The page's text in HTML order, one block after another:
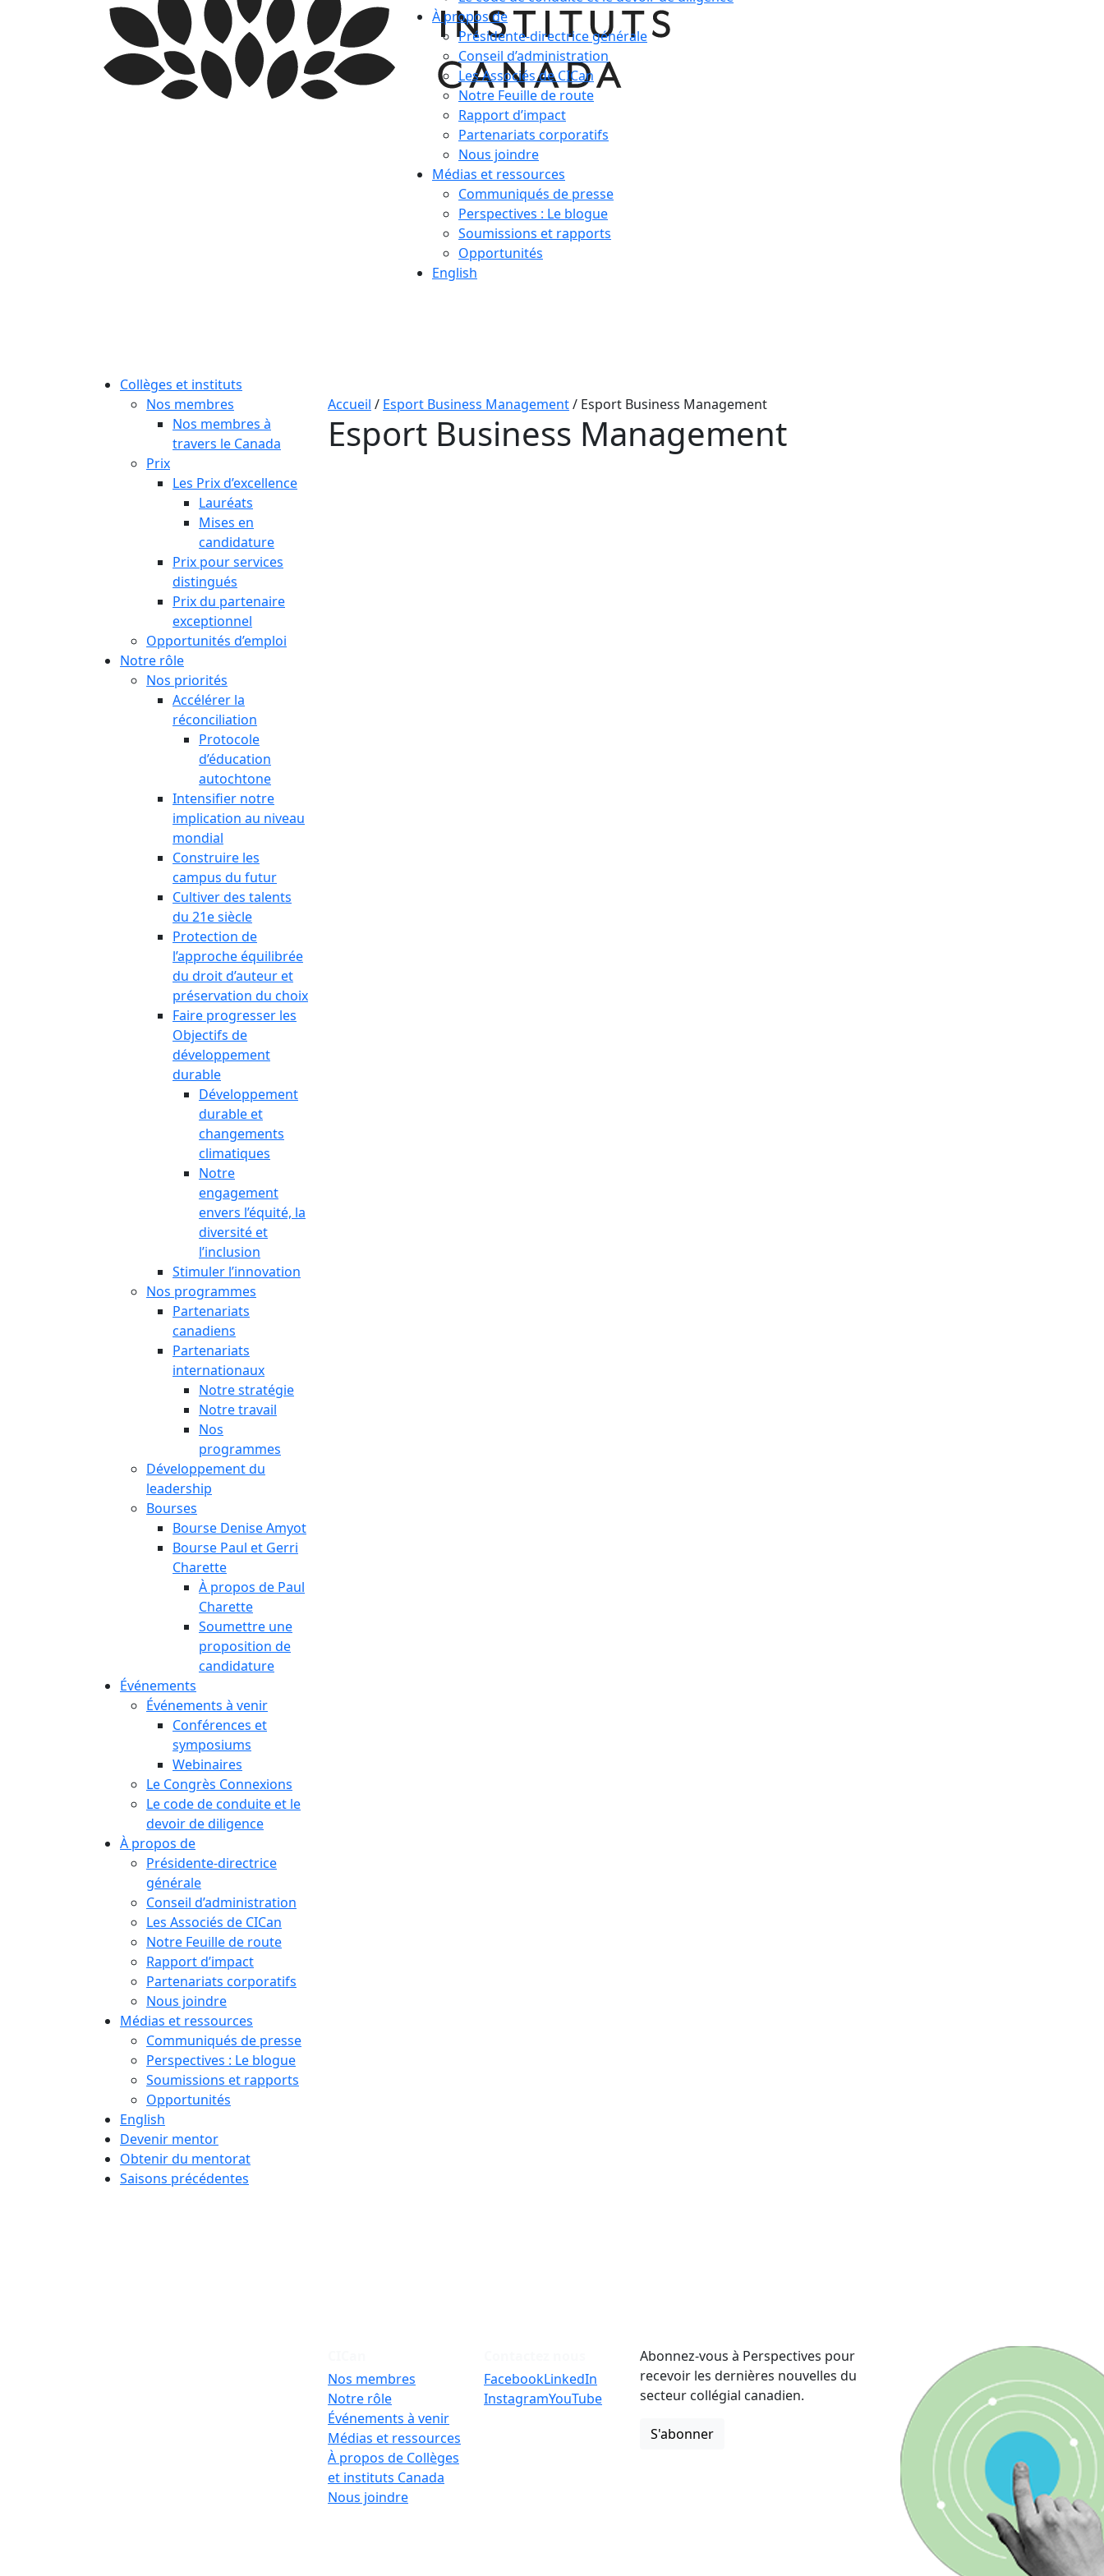
À propos de
Présidente-directrice générale
Conseil d’administration
Les Associés de CICan
Notre Feuille de route
Rapport d’impact
Partenariats corporatifs
Nous joindre
Médias et ressources
Communiqués de presse
Perspectives : Le blogue
Soumissions et rapports
Opportunités
English
Collèges et instituts
Nos membres
Nos membres à
travers le Canada
Prix
Les Prix d’excellence
Lauréats
Mises en
candidature
Prix pour services
distingués
Prix du partenaire
exceptionnel
Opportunités d’emploi
Notre rôle
Nos priorités
Accélérer la
réconciliation
Protocole
d’éducation
autochtone
Intensifier notre
implication au niveau
mondial
Construire les
campus du futur
Cultiver des talents
du 21e siècle
Protection de
l’approche équilibrée
du droit d’auteur et
préservation du choix
Faire progresser les
Objectifs de
développement
durable
Développement
durable et
changements
climatiques
Notre
engagement
envers l’équité, la
diversité et
l’inclusion
Stimuler l’innovation
Nos programmes
Partenariats
canadiens
Partenariats
internationaux
Notre stratégie
Notre travail
Nos
programmes
Développement du
leadership
Bourses
Bourse Denise Amyot
Bourse Paul et Gerri
Charette
À propos de Paul
Charette
Soumettre une
proposition de
candidature
Événements
Événements à venir
Conférences et
symposiums
Webinaires
Le Congrès Connexions
Le code de conduite et le
devoir de diligence
À propos de
Présidente-directrice
générale
Conseil d’administration
Les Associés de CICan
Notre Feuille de route
Rapport d’impact
Partenariats corporatifs
Nous joindre
Médias et ressources
Communiqués de presse
Perspectives : Le blogue
Soumissions et rapports
Opportunités
English
Devenir mentor
Obtenir du mentorat
Saisons précédentes
Accueil / Esport Business Management/ Esport Business Management
Esport Business Management
Nos membres
Notre rôle
Événements à venir
Médias et ressources
À propos de Collèges
et instituts Canada
Nous joindre
FacebookLinkedIn
InstagramYouTube
Abonnez-vous à Perspectives pour
recevoir les dernières nouvelles du
secteur collégial canadien.
S'abonner